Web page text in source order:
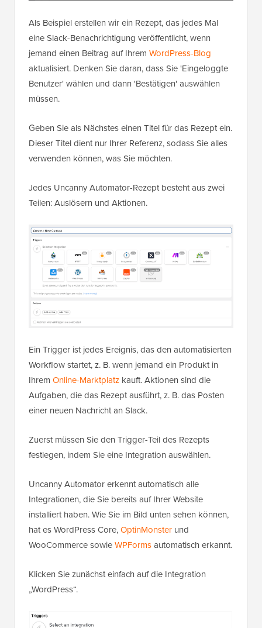
Als Beispiel erstellen wir ein Rezept, das jedes Mal
eine Slack-Benachrichtigung veröffentlicht, wenn
jemand einen Beitrag auf Ihrem WordPress-Blog
aktualisiert. Denken Sie daran, dass Sie 'Eingeloggte
Benutzer' wählen und dann 'Bestätigen' auswählen
müssen.
Geben Sie als Nächstes einen Titel für das Rezept ein.
Dieser Titel dient nur Ihrer Referenz, sodass Sie alles
verwenden können, was Sie möchten.
Jedes Uncanny Automator-Rezept besteht aus zwei
Teilen: Auslösern und Aktionen.
Ein Trigger ist jedes Ereignis, das den automatisierten
Workflow startet, z. B. wenn jemand ein Produkt in
Ihrem Online-Marktplatz kauft. Aktionen sind die
Aufgaben, die das Rezept ausführt, z. B. das Posten
einer neuen Nachricht an Slack.
Zuerst müssen Sie den Trigger-Teil des Rezepts
festlegen, indem Sie eine Integration auswählen.
Uncanny Automator erkennt automatisch alle
Integrationen, die Sie bereits auf Ihrer Website
installiert haben. Wie Sie im Bild unten sehen können,
hat es WordPress Core,OptinMonster und
WooCommerce sowieWPFormsautomatisch erkannt.
Klicken Sie zunächst einfach auf die Integration
„WordPress“.